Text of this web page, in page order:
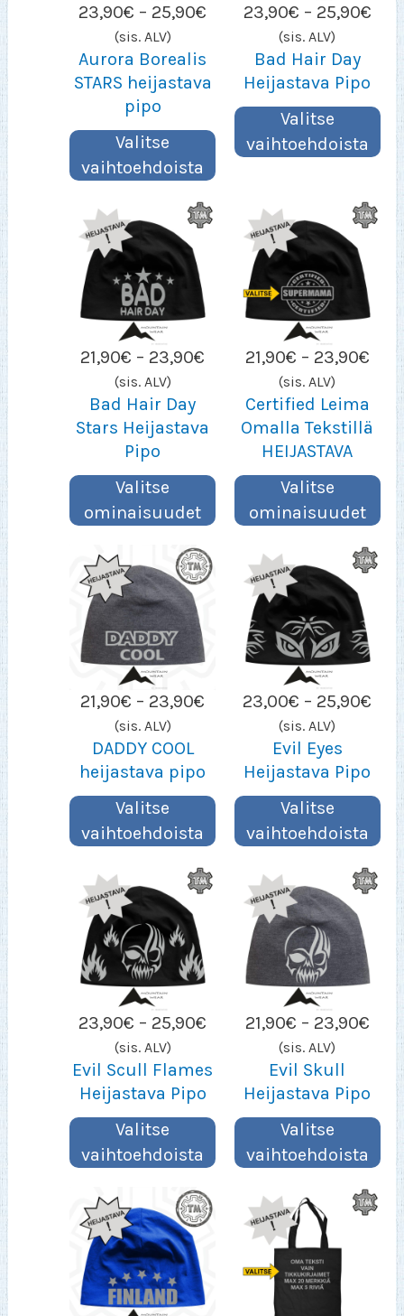
23,90€ – 25,90€ Hintaluokka:
25,90€
(sis. ALV)
Aurora Borealis
STARS heijastava
pipo
Valitse
vaihtoehdoista
23,90€ – 25,90€
(sis. ALV)
Bad Hair Day
Heijastava Pipo
Valitse
vaihtoehdoista
21,90€ – 23,90€ Hintaluokka:
23,90€
(sis. ALV)
Bad Hair Day
Stars Heijastava
Pipo
Valitse
ominaisuudet
21,90€ – 23,90€
(sis. ALV)
Certified Leima
Omalla Tekstillä
HEIJASTAVA
Valitse
ominaisuudet
21,90€ – 23,90€ Hintaluokka:
23,90€
(sis. ALV)
DADDY COOL
heijastava pipo
Valitse
vaihtoehdoista
23,00€ – 25,90€
(sis. ALV)
Evil Eyes
Heijastava Pipo
Valitse
vaihtoehdoista
23,90€ – 25,90€ Hintaluokka:
–
25,90€
(sis. ALV)
Evil Scull Flames
Heijastava Pipo
Valitse
vaihtoehdoista
21,90€ – 23,90€
(sis. ALV)
Evil Skull
Heijastava Pipo
Valitse
vaihtoehdoista